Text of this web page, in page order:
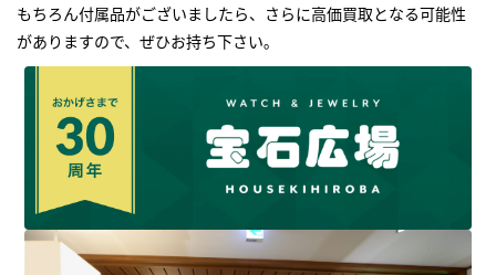
もちろん付属品がございましたら、さらに高価買取となる可能性
がありますので、ぜひお持ち下さい｡